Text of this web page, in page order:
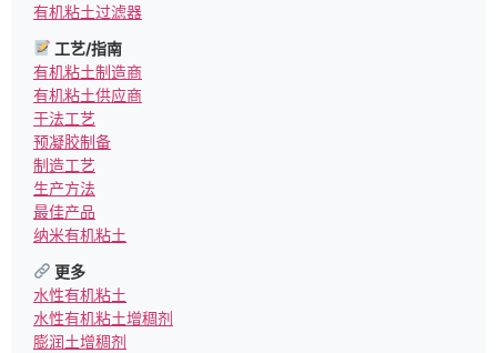
有机粘土过滤器
工艺/指南
有机粘土制造商
有机粘土供应商
干法工艺
预凝胶制备
制造工艺
生产方法
最佳产品
纳米有机粘土
更多
水性有机粘土
水性有机粘土增稠剂
膨润土增稠剂